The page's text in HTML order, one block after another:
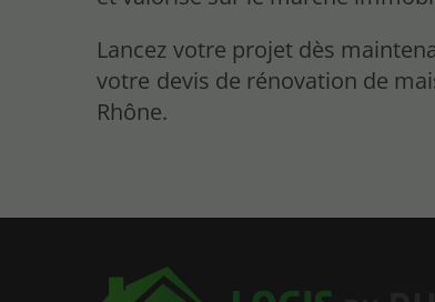
Lancez votre projet dès
votre devis de rénovation de
Rhône.